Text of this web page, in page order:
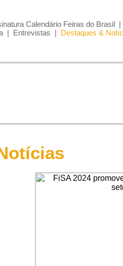
Calendário Feiras do Brasil |
| Entrevistas | Destaques &